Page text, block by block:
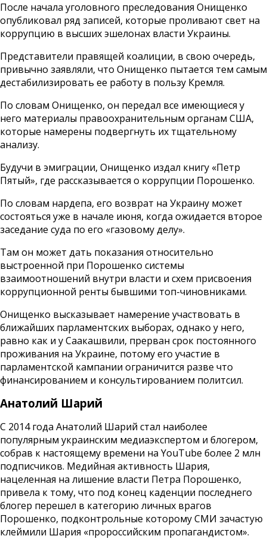
После начала уголовного преследования Онищенко
опубликовал ряд записей, которые проливают свет на
коррупцию в высших эшелонах власти Украины.
Представители правящей коалиции, в свою очередь,
привычно заявляли, что Онищенко пытается тем самым
дестабилизировать ее работу в пользу Кремля.
По словам Онищенко, он передал все имеющиеся у
него материалы правоохранительным органам США,
которые намерены подвергнуть их тщательному
анализу.
Будучи в эмиграции, Онищенко издал книгу «Петр
Пятый», где рассказывается о коррупции Порошенко.
По словам нардепа, его возврат на Украину может
состояться уже в начале июня, когда ожидается второе
заседание суда по его «газовому делу».
Там он может дать показания относительно
выстроенной при Порошенко системы
взаимоотношений внутри власти и схем присвоения
коррупционной ренты бывшими топ-чиновниками.
Онищенко высказывает намерение участвовать в
ближайших парламентских выборах, однако у него,
равно как и у Саакашвили, прерван срок постоянного
проживания на Украине, потому его участие в
парламентской кампании ограничится разве что
финансированием и консультированием политсил.
Анатолий Шарий
С 2014 года Анатолий Шарий стал наиболее
популярным украинским медиаэкспертом и блогером,
собрав к настоящему времени на YouTube более 2 млн
подписчиков. Медийная активность Шария,
нацеленная на лишение власти Петра Порошенко,
привела к тому, что под конец каденции последнего
блогер перешел в категорию личных врагов
Порошенко, подконтрольные которому СМИ зачастую
клеймили Шария «пророссийским пропагандистом».